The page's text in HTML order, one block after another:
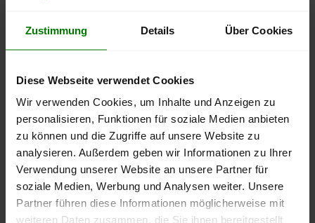
Zustimmung Details Über Cookies
Diese Webseite verwendet Cookies
Wir verwenden Cookies, um Inhalte und Anzeigen zu
personalisieren, Funktionen für soziale Medien anbieten
zu können und die Zugriffe auf unsere Website zu
analysieren. Außerdem geben wir Informationen zu Ihrer
Verwendung unserer Website an unsere Partner für
soziale Medien, Werbung und Analysen weiter. Unsere
Partner führen diese Informationen möglicherweise mit
weiteren Daten zusammen, die Sie ihnen bereitgestellt
lose Ware
2025
Januar
2026
2026
250 €
350 €
Die aktuelle Preisentwicklung für Holzpellets in Deutschland
können Sie jederzeit auf unsererPelletspreise-Seite
nachvollziehen.